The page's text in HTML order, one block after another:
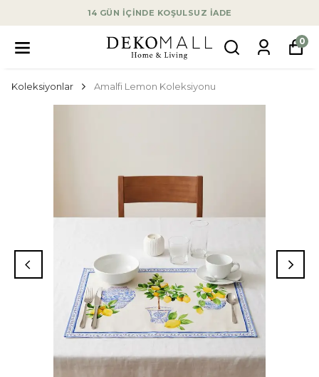
14 GÜN İÇİNDE KOŞULSUZ İADE
0
Koleksiyonlar Amalfi Lemon Koleksiyonu